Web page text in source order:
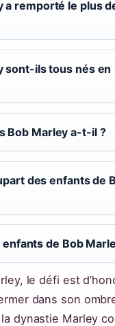
a remporté le plus
sont-ils tous nés en
Bob Marley a-t-il ?
des enfants de
de Bob
le défi est
dans son
dynastie Marley